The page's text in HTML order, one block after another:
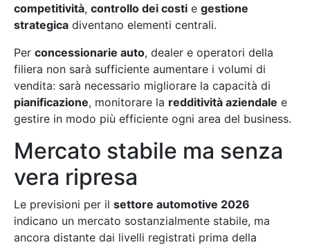
competitività, controllo dei costi e gestione
strategica diventano elementi centrali.
Per concessionarie auto, dealer e operatori della
filiera non sarà sufficiente aumentare i volumi di
vendita: sarà necessario migliorare la capacità di
pianificazione, monitorare la redditività aziendale e
gestire in modo più efficiente ogni area del business.
Mercato stabile ma senza
vera ripresa
Le previsioni per il settore automotive 2026
indicano un mercato sostanzialmente stabile, ma
ancora distante dai livelli registrati prima della